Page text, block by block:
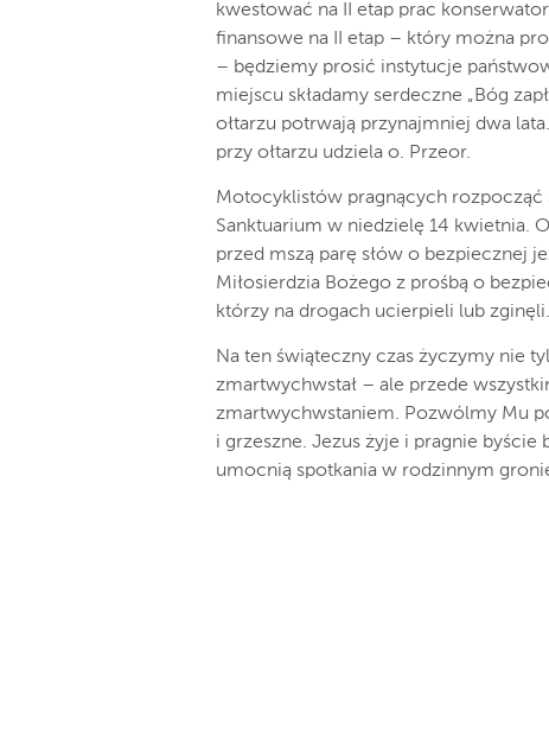
kwestować na II etap prac
finansowe na II etap – który można
– będziemy prosić instytucje
miejscu składamy serdeczne „Bóg
ołtarzu potrwają przynajmniej dwa
przy ołtarzu udziela o. Przeor.
Motocyklistów pragnących
Sanktuarium w niedzielę 14 kwietnia.
przed mszą parę słów o bezpiecznej
Miłosierdzia Bożego z prośbą o
którzy na drogach ucierpieli lub
Na ten świąteczny czas życzymy nie
zmartwychwstał – ale przede
zmartwychwstaniem. Pozwólmy Mu
i grzeszne. Jezus żyje i pragnie
umocnią spotkania w rodzinnym